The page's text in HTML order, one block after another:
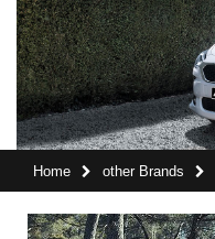
Home other Brands